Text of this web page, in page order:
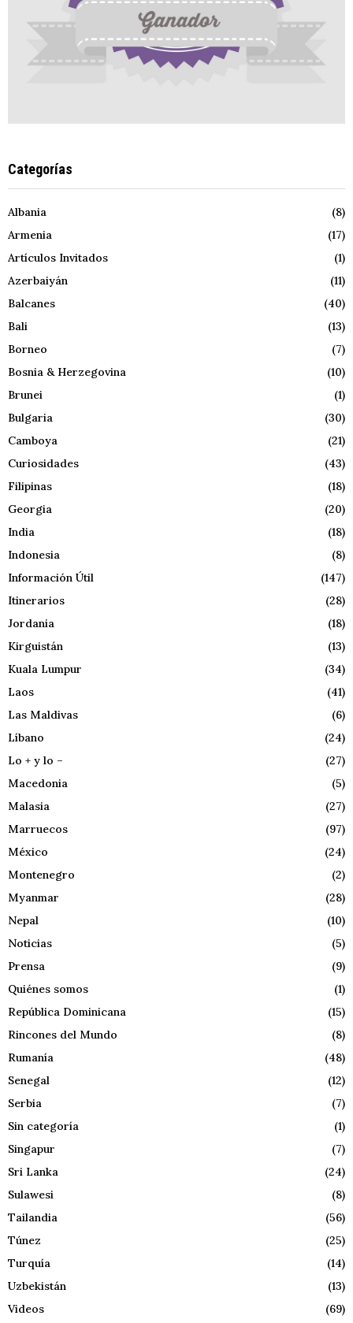
Categorías
Albania
(8)
Armenia
(17)
Artículos Invitados
(1)
Azerbaiyán
(11)
Balcanes
(40)
Bali
(13)
Borneo
(7)
Bosnia & Herzegovina
(10)
Brunei
(1)
Bulgaria
(30)
Camboya
(21)
Curiosidades
(43)
Filipinas
(18)
Georgia
(20)
India
(18)
Indonesia
(8)
Información Útil
(147)
Itinerarios
(28)
Jordania
(18)
Kirguistán
(13)
Kuala Lumpur
(34)
Laos
(41)
Las Maldivas
(6)
Líbano
(24)
Lo + y lo –
(27)
Macedonia
(5)
Malasia
(27)
Marruecos
(97)
México
(24)
Montenegro
(2)
Myanmar
(28)
Nepal
(10)
Noticias
(5)
Prensa
(9)
Quiénes somos
(1)
República Dominicana
(15)
Rincones del Mundo
(8)
Rumanía
(48)
Senegal
(12)
Serbia
(7)
Sin categoría
(1)
Singapur
(7)
Sri Lanka
(24)
Sulawesi
(8)
Tailandia
(56)
Túnez
(25)
Turquía
(14)
Uzbekistán
(13)
Videos
(69)